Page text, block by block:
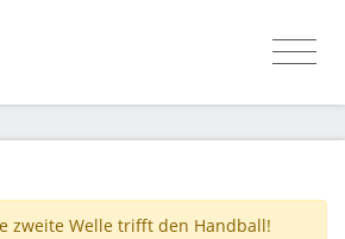
zweite Welle trifft den Handball!